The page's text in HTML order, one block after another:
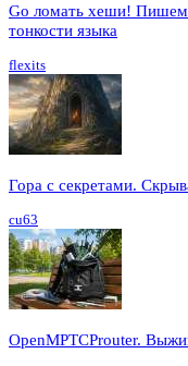
Go ломать хеши! Пишем
тонкости языка
flexits
Гора с секретами.
cu63
OpenMPTCProuter.